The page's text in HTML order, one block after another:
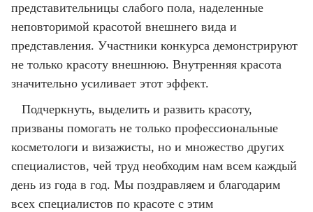
представительницы слабого пола, наделенные
неповторимой красотой внешнего вида и
представления. Участники конкурса демонстрируют
не только красоту внешнюю. Внутренняя красота
значительно усиливает этот эффект.
Подчеркнуть, выделить и развить красоту,
призваны помогать не только профессиональные
косметологи и визажисты, но и множество других
специалистов, чей труд необходим нам всем каждый
день из года в год. Мы поздравляем и благодарим
всех специалистов по красоте с этим